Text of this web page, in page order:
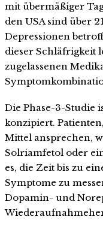
mit übermäßiger
den USA sind über
Depressionen
dieser Schläfrigkeit
zugelassenen
Die Phase-3-Studie
konzipiert.
Mittel ansprechen,
Solriamfetol oder
es, die Zeit bis zu
Symptome zu
Dopamin- und